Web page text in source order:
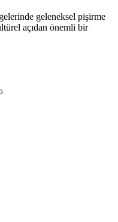
geleneksel pişirme
açıdan önemli bir